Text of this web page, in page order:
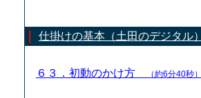
仕掛けの基本（土田のデジタル）
６３．初動のかけ方 （約6分40秒）